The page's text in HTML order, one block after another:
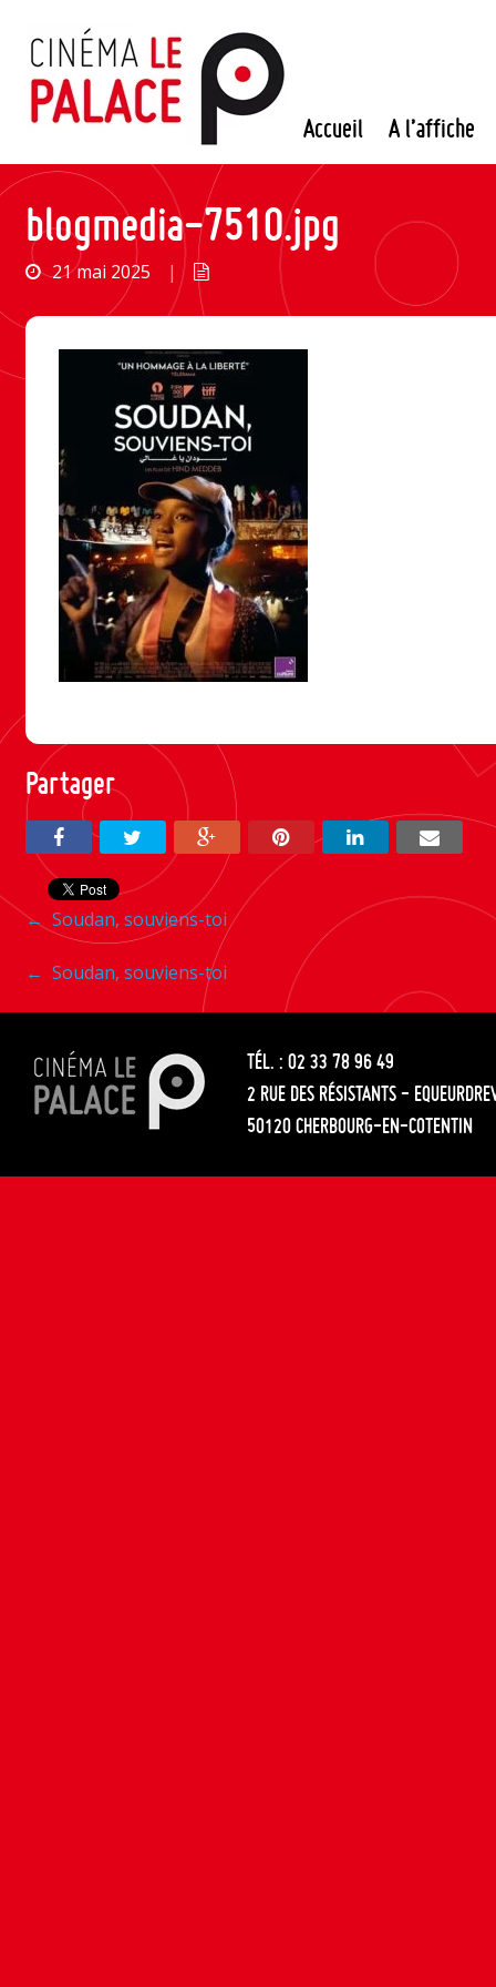
contenu
Accueil A l’affiche
blogmedia-7510.jpg
21 mai 2025 |
Partager
Navigation
entre
les
articles
← Soudan, souviens-toi
Navigation
entre
les
articles
← Soudan, souviens-toi
TÉL. : 02 33 78 96 49
2 RUE DES RÉSISTANTS -
50120 CHERBOURG-EN-COTENTIN